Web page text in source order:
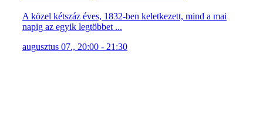
A közel kétszáz éves, 1832-ben keletkezett, mind a mai
napig az egyik legtöbbet ...
augusztus 07., 20:00 - 21:30